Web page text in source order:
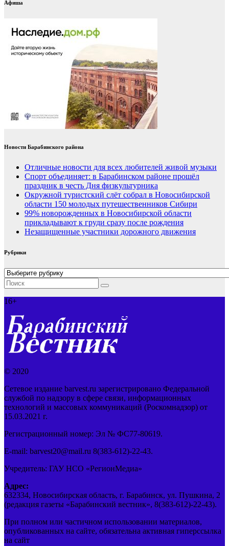
Афиша
Новости Барабинского района
Отличные новости для всех любителей живой музыки
Спорт объединяет: в Барабинском районе прошёл
праздник в честь Дня физкультурника
Окружной туристский слёт собрал в Новосибирской
области 150 молодых путешественников Сибири
99% новорожденных в Новосибирской области
прикладывают к груди сразу после рождения
Незащищенные участники дорожного движения
Рубрики
Рубрики
16+
© 2020
Сетевое издание barvest.ru зарегистрировано Федеральной
службой по надзору в сфере связи, информационных
технологий и массовых коммуникаций (Роскомнадзор) от
15.03.2021 г.
Регистрационный номер: Эл № ФС77-80619.
E-mail: barvest20@mail.ru 8(383-612)-22-43.
Учредитель: ГАУ НСО «РегионМедиа»
Адрес:
632334, Новосибирская область, г. Барабинск, ул. Пушкина, 2
(редакция газеты «Барабинский вестник», 8(383-612)-22-43).
При полном или частичном использовании материалов,
опубликованных на сайте, обязательна активная гиперссылка
на сайт